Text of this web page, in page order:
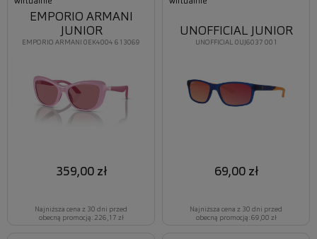
EMPORIO ARMANI 0EK4004 613069
EMPORIO ARMANI
JUNIOR
359,00 zł
Najniższa cena z 30 dni przed
obecną promocją: 226,17 zł
UNOFFICIAL 0UJ6037 001
UNOFFICIAL JUNIOR
69,00 zł
Najniższa cena z 30 dni przed
obecną promocją: 69,00 zł